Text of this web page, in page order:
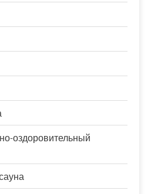
оздоровительный